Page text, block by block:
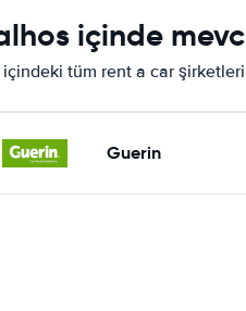
içinde
tüm rent a car
Guerin